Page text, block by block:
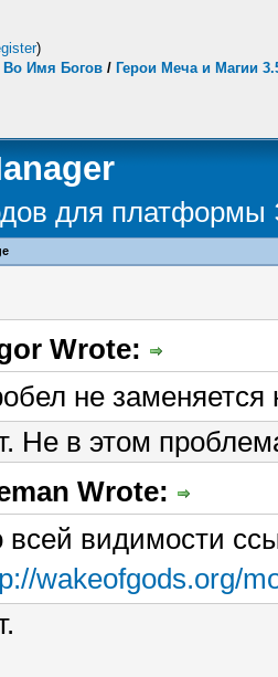
)
Во Имя Богов / Герои Меча и Магии
для платформы
Wrote:
не заменяется
Не в этом
Wrote:
всей видимости
wakeofgods.org/